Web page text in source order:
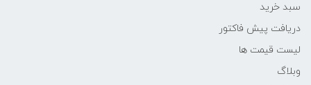
سبد خرید
دریافت پیش فاکتور
لیست قیمت ها
وبلاگ